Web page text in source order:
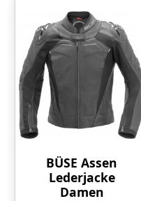
BÜSE Assen
Lederjacke
Damen